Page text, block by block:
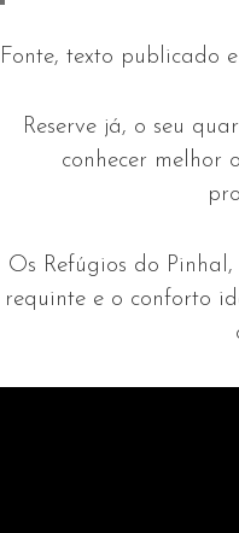
Fonte, texto publicado
Reserve já, o seu
conhecer melhor
Os Refúgios do
requinte e o conforto